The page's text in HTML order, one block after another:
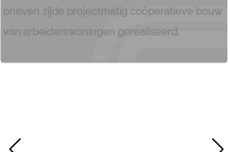
oneven zijde projectmatig coöperatieve bouw
van arbeiderswoningen gerealiseerd.